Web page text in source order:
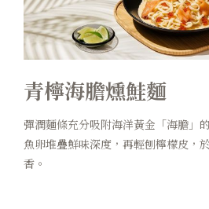
青檸海膽燻鮭麵
彈潤麵條充分吸附海洋黃金「海膽」
魚卵堆疊鮮味深度，再輕刨檸檬皮，
香。